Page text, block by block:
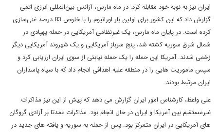
ایران نیز به نوبه خود مقابله کرد: در ماه مارس، آژانس بین‌المللی انرژی اتمی
گزارش داد که این کشور برای اولین بار اورانیوم را با خلوص 83 درصد غنی‌سازی
کرده است. در پایان ماه مارس، یک غیرنظامی آمریکایی در حمله پهپادی در
شمال شرق سوریه کشته شد، پنج سرباز آمریکایی و یک شهروند آمریکایی دیگر
زخمی شدند. آمریکا این حمله را یک حمله نیابتی از سوی ایران ارزیابی کرد و
سپس ماموریت هایی را در منطقه علیه اهدافی انجام داد که با سپاه پاسداران
ایران مرتبط بودند.
علی واعظ، کارشناس امور ایران گزارش می دهد که پیش از این نیز مذاکرات
غیرمستقیم بین آمریکا و ایران در حال انجام بود. مذاکرات عمدتا بر آزادی گروگان
های آمریکایی در ایران متمرکز بود. پس از حمله به سوریه و یافته های جدید در